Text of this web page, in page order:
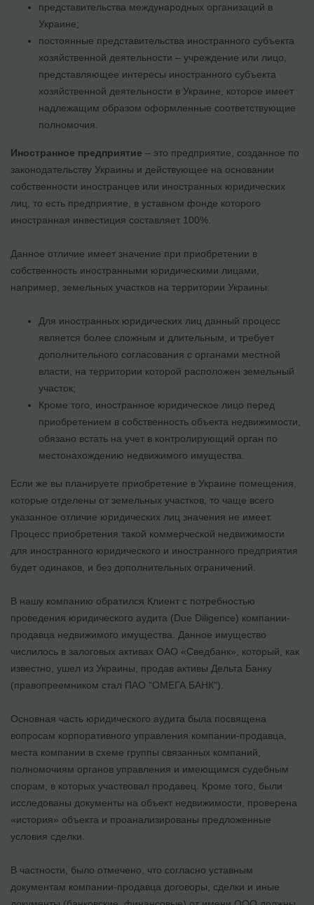
представительства международных организаций в
Украине;
постоянные представительства иностранного субъекта
хозяйственной деятельности – учреждение или лицо,
представляющее интересы иностранного субъекта
хозяйственной деятельности в Украине, которое имеет
надлежащим образом оформленные соответствующие
полномочия.
Иностранное предприятие – это предприятие, созданное по
законодательству Украины и действующее на основании
собственности иностранцев или иностранных юридических
лиц, то есть предприятие, в уставном фонде которого
иностранная инвестиция составляет 100%.
Данное отличие имеет значение при приобретении в
собственность иностранными юридическими лицами,
например, земельных участков на территории Украины:
Для иностранных юридических лиц данный процесс
является более сложным и длительным, и требует
дополнительного согласования с органами местной
власти, на территории которой расположен земельный
участок;
Кроме того, иностранное юридическое лицо перед
приобретением в собственность объекта недвижимости,
обязано встать на учет в контролирующий орган по
местонахождению недвижимого имущества.
Если же вы планируете приобретение в Украине помещения,
которые отделены от земельных участков, то чаще всего
указанное отличие юридических лиц значения не имеет.
Процесс приобретения такой коммерческой недвижимости
для иностранного юридического и иностранного предприятия
будет одинаков, и без дополнительных ограничений.
В нашу компанию обратился Клиент с потребностью
проведения юридического аудита (Due Diligence) компании-
продавца недвижимого имущества. Данное имущество
числилось в залоговых активах ОАО «Сведбанк», который, как
известно, ушел из Украины, продав активы Дельта Банку
(правопреемником стал ПАО "ОМЕГА БАНК").
Основная часть юридического аудита была посвящена
вопросам корпоративного управления компании-продавца,
места компании в схеме группы связанных компаний,
полномочиям органов управления и имеющимся судебным
спорам, в которых участвовал продавец. Кроме того, были
исследованы документы на объект недвижимости, проверена
«история» объекта и проанализированы предложенные
условия сделки.
В частности, было отмечено, что согласно уставным
документам компании-продавца договоры, сделки и иные